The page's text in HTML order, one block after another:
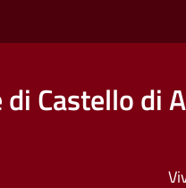
di Castello di